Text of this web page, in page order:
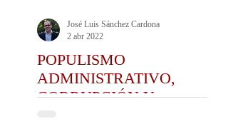
POPULISMO
ADMINISTRATIVO,
CORRUPCIÓN Y
José Luis Sánchez Cardona
2 abr 2022